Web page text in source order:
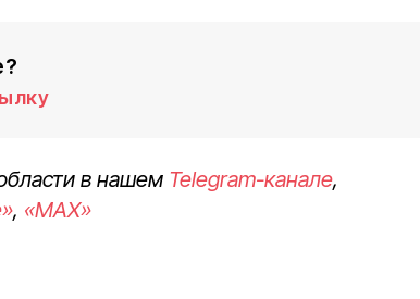
в нашем Telegram-канале,
, «MAX»